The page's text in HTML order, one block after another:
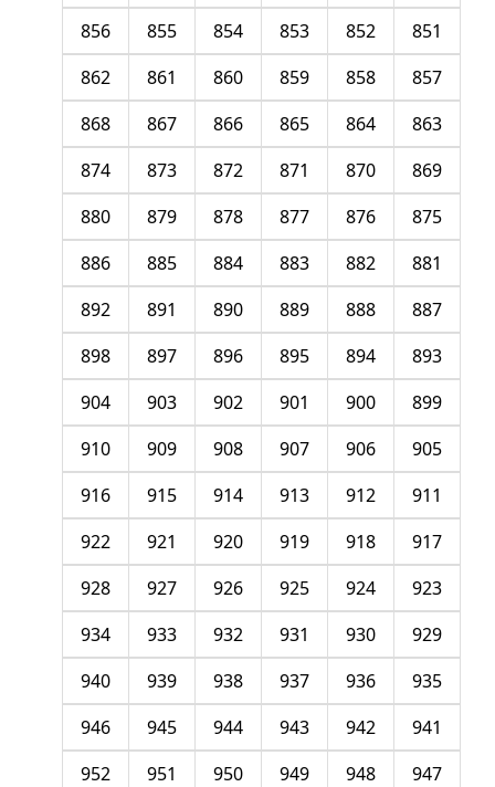
851
852
853
854
855
856
857
858
859
860
861
862
863
864
865
866
867
868
869
870
871
872
873
874
875
876
877
878
879
880
881
882
883
884
885
886
887
888
889
890
891
892
893
894
895
896
897
898
899
900
901
902
903
904
905
906
907
908
909
910
911
912
913
914
915
916
917
918
919
920
921
922
923
924
925
926
927
928
929
930
931
932
933
934
935
936
937
938
939
940
941
942
943
944
945
946
947
948
949
950
951
952